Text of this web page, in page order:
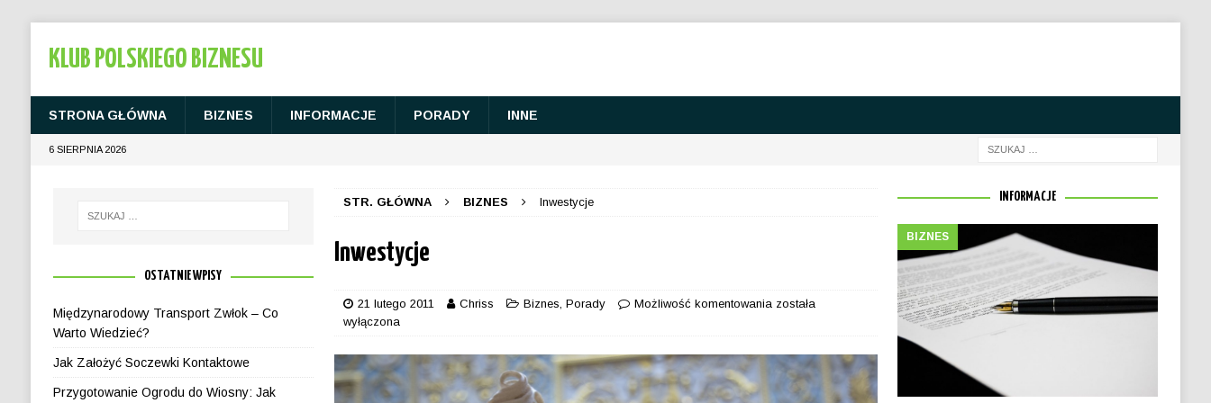
KLUB POLSKIEGO BIZNESU
STRONA GŁÓWNA BIZNES INFORMACJE PORADY INNE
6 SIERPNIA 2026
STR. GŁÓWNA BIZNES Inwestycje
Inwestycje
21 lutego 2011 Chriss Biznes,Porady Możliwość komentowania została
wyłączona
OSTATNIE WPISY
Międzynarodowy Transport Zwłok – Co
Warto Wiedzieć?
Jak Założyć Soczewki Kontaktowe
Przygotowanie Ogrodu do Wiosny: Jak
INFORMACJE
BIZNES